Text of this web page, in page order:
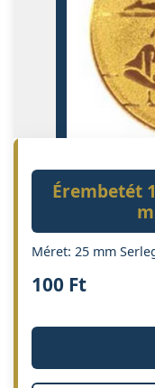
Érembetét
Méret: 25 mm
100 Ft